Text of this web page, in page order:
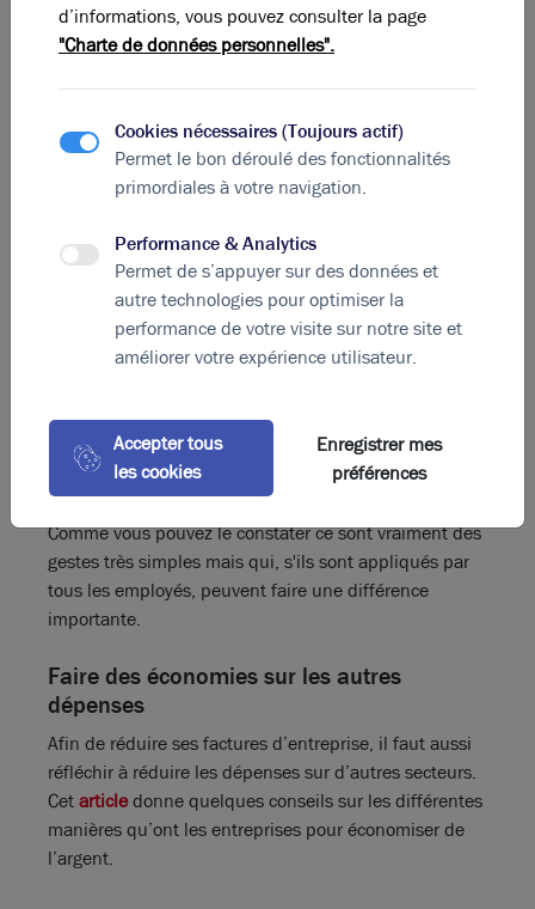
Quels sont les autres moyens de
réduire ses factures d’entreprise ?
Rendre son entreprise plus éco-
Si vous souhaitez réduire vos factures d’entreprise,
vous pouvez aussi rendre votre entreprise plus éco-
que les entreprises qui appliquent quelques gestes
éco-responsables peuvent réaliser jusqu’à 15%
d’économies sur leurs factures d’électricité.
Cela passe par des gestes simples que tous les
employés peuvent appliquer. En voici une petite liste :
Ne pas abuser du chauffage ou de la
climatisation ;
Faire le tri dans les déchets.
Comme vous pouvez le constater ce sont vraiment des
gestes très simples mais qui, s'ils sont appliqués par
tous les employés, peuvent faire une différence
importante.
Faire des économies sur les autres
dépenses
Afin de réduire ses factures d’entreprise, il faut aussi
réfléchir à réduire les dépenses sur d’autres secteurs.
Cetarticledonne quelques conseils sur les différentes
manières qu’ont les entreprises pour économiser de
l’argent.
d’informations, vous pouvez consulter la page
"Charte de données personnelles".
Cookies nécessaires (Toujours actif)
Permet le bon déroulé des fonctionnalités
primordiales à votre navigation.
Performance & Analytics
Permet de s’appuyer sur des données et
autre technologies pour optimiser la
performance de votre visite sur notre site et
améliorer votre expérience utilisateur.
Accepter tous
les cookies
Enregistrer mes
préférences